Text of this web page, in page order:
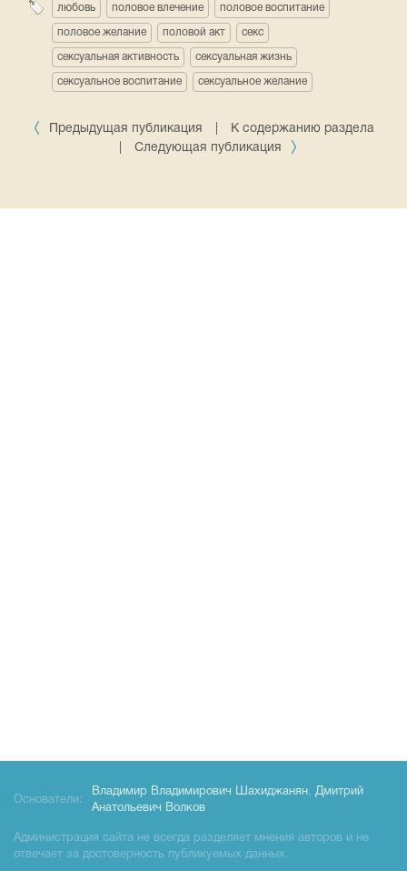
любовь половое влечение половое воспитание
половое желание половой акт секс
сексуальная активность сексуальная жизнь
сексуальное воспитание сексуальное желание
Предыдущая публикация
К содержанию раздела
Следующая публикация
Основатели:
Владимир Владимирович Шахиджанян, Дмитрий
Анатольевич Волков
Администрация сайта не всегда разделяет мнения авторов и не
отвечает за достоверность публикуемых данных.